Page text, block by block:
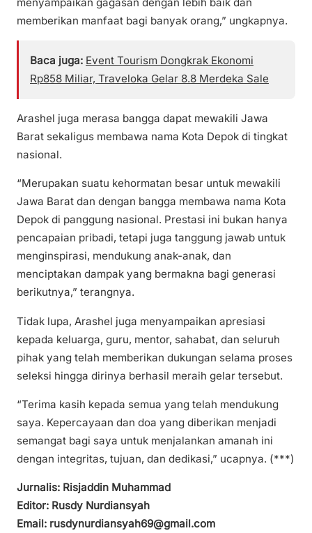
memberikan manfaat bagi banyak orang,” ungkapnya.
Baca juga: Event Tourism Dongkrak Ekonomi
Rp858 Miliar, Traveloka Gelar 8.8 Merdeka Sale
Arashel juga merasa bangga dapat mewakili Jawa
Barat sekaligus membawa nama Kota Depok di tingkat
nasional.
“Merupakan suatu kehormatan besar untuk mewakili
Jawa Barat dan dengan bangga membawa nama Kota
Depok di panggung nasional. Prestasi ini bukan hanya
pencapaian pribadi, tetapi juga tanggung jawab untuk
menginspirasi, mendukung anak-anak, dan
menciptakan dampak yang bermakna bagi generasi
berikutnya,” terangnya.
Tidak lupa, Arashel juga menyampaikan apresiasi
kepada keluarga, guru, mentor, sahabat, dan seluruh
pihak yang telah memberikan dukungan selama proses
seleksi hingga dirinya berhasil meraih gelar tersebut.
“Terima kasih kepada semua yang telah mendukung
saya. Kepercayaan dan doa yang diberikan menjadi
semangat bagi saya untuk menjalankan amanah ini
dengan integritas, tujuan, dan dedikasi,” ucapnya. (***)
Jurnalis: Risjaddin Muhammad
Editor: Rusdy Nurdiansyah
Email: rusdynurdiansyah69@gmail.com